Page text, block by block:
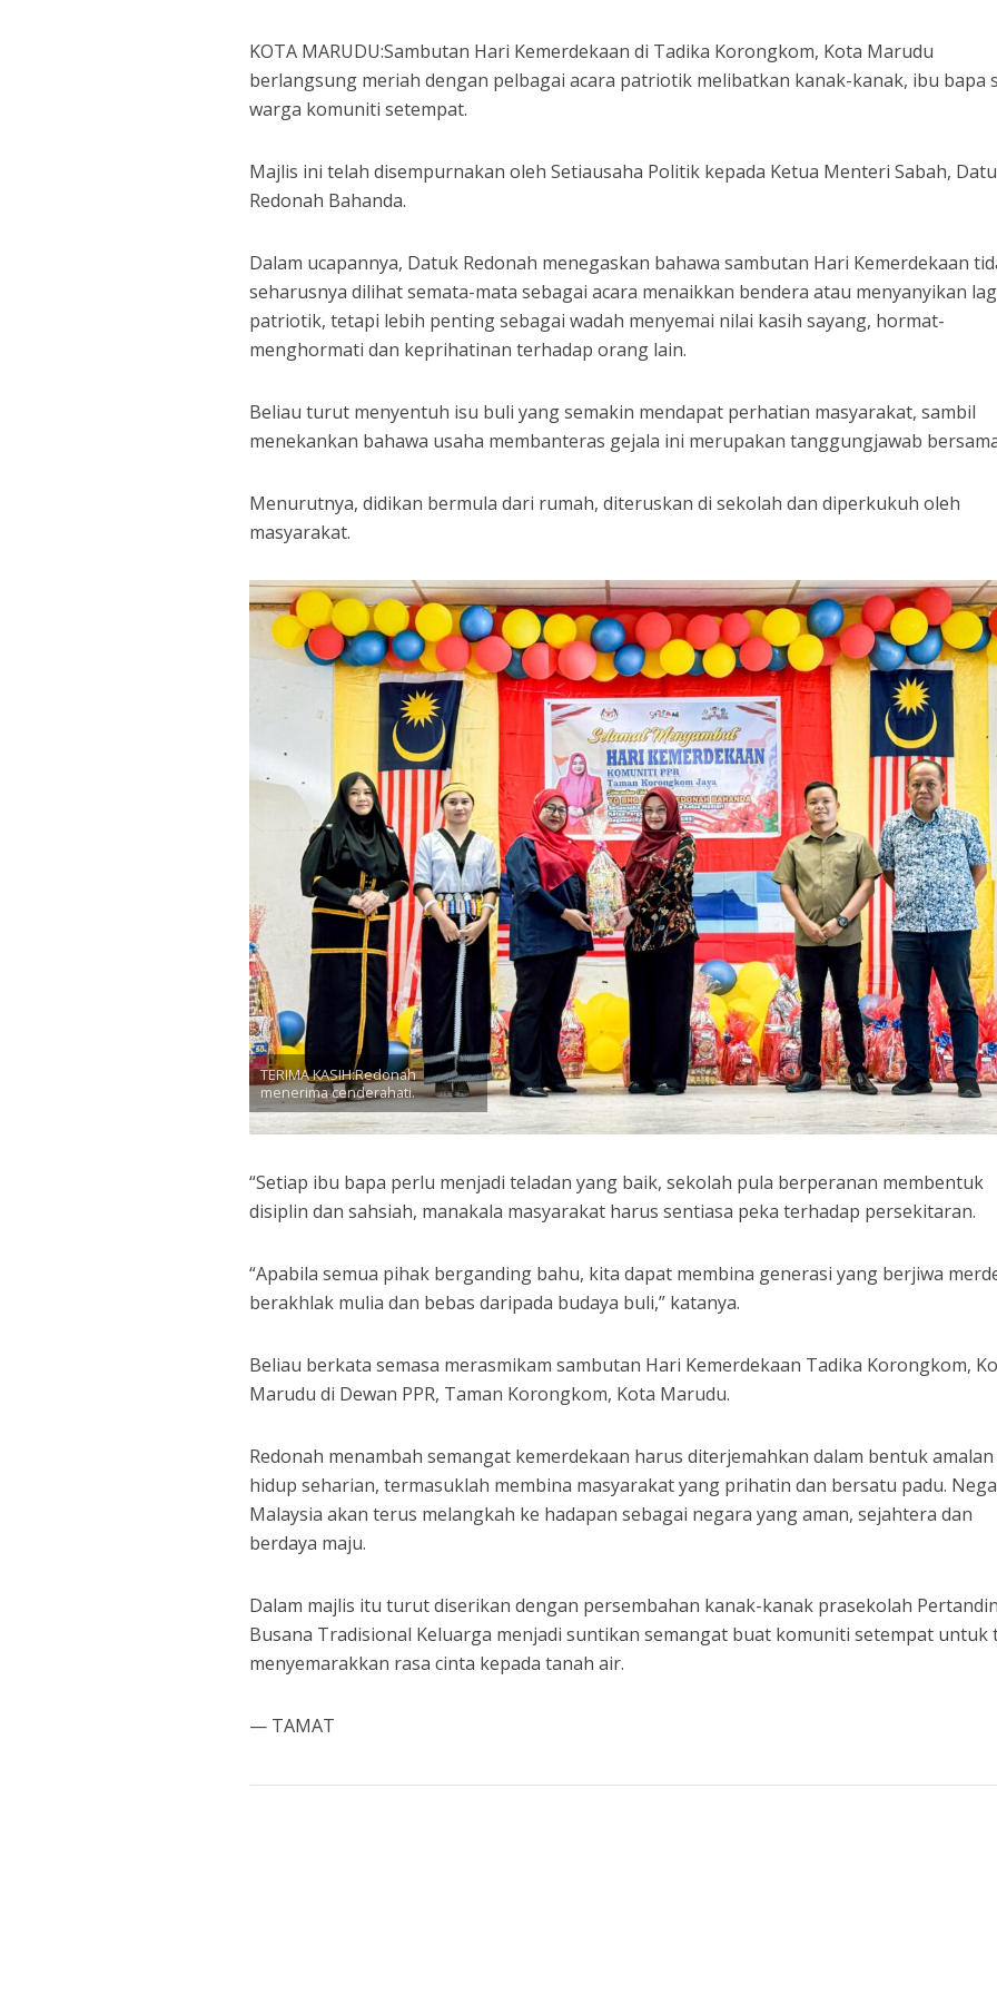
KOTA MARUDU:Sambutan Hari Kemerdekaan di Tadika Korongkom, Kota Marudu
berlangsung meriah dengan pelbagai acara patriotik melibatkan kanak-kanak, ibu bapa
warga komuniti setempat.
Majlis ini telah disempurnakan oleh Setiausaha Politik kepada Ketua Menteri Sabah,
Redonah Bahanda.
Dalam ucapannya, Datuk Redonah menegaskan bahawa sambutan Hari Kemerdekaan
seharusnya dilihat semata-mata sebagai acara menaikkan bendera atau menyanyikan
patriotik, tetapi lebih penting sebagai wadah menyemai nilai kasih sayang, hormat-
menghormati dan keprihatinan terhadap orang lain.
Beliau turut menyentuh isu buli yang semakin mendapat perhatian masyarakat, sambil
menekankan bahawa usaha membanteras gejala ini merupakan tanggungjawab
Menurutnya, didikan bermula dari rumah, diteruskan di sekolah dan diperkukuh oleh
masyarakat.
TERIMA KASIH:Redonah
menerima cenderahati.
“Setiap ibu bapa perlu menjadi teladan yang baik, sekolah pula berperanan membentuk
disiplin dan sahsiah, manakala masyarakat harus sentiasa peka terhadap persekitaran.
“Apabila semua pihak berganding bahu, kita dapat membina generasi yang berjiwa
berakhlak mulia dan bebas daripada budaya buli,” katanya.
Beliau berkata semasa merasmikam sambutan Hari Kemerdekaan Tadika Korongkom,
Marudu di Dewan PPR, Taman Korongkom, Kota Marudu.
Redonah menambah semangat kemerdekaan harus diterjemahkan dalam bentuk amalan
hidup seharian, termasuklah membina masyarakat yang prihatin dan bersatu padu.
Malaysia akan terus melangkah ke hadapan sebagai negara yang aman, sejahtera dan
berdaya maju.
Dalam majlis itu turut diserikan dengan persembahan kanak-kanak prasekolah
Busana Tradisional Keluarga menjadi suntikan semangat buat komuniti setempat untuk
menyemarakkan rasa cinta kepada tanah air.
— TAMAT